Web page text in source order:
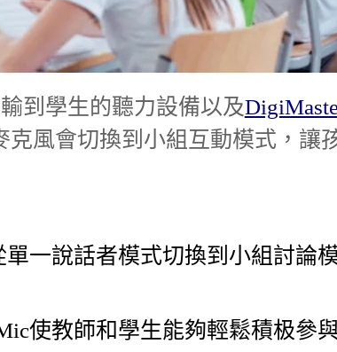
到學生的聽力設備以及
風會切換到小組互動模式，讓
一說話者模式切換到小組討論
使教師和學生能夠輕鬆積极參